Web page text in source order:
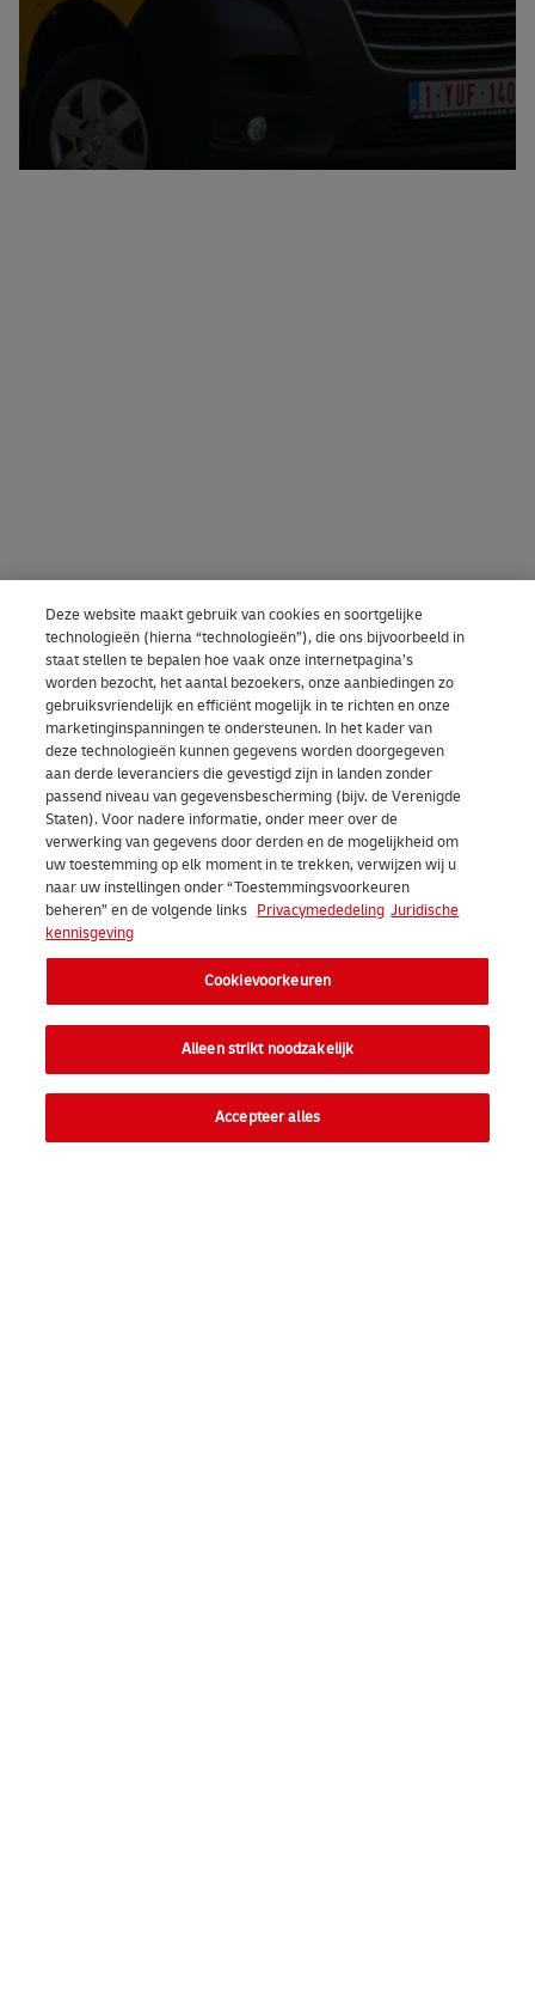
Contacteer mij
Deze website maakt gebruik van cookies en soortgelijke
technologieën (hierna “technologieën”), die ons bijvoorbeeld in
staat stellen te bepalen hoe vaak onze internetpagina’s
worden bezocht, het aantal bezoekers, onze aanbiedingen zo
gebruiksvriendelijk en efficiënt mogelijk in te richten en onze
marketinginspanningen te ondersteunen. In het kader van
deze technologieën kunnen gegevens worden doorgegeven
aan derde leveranciers die gevestigd zijn in landen zonder
passend niveau van gegevensbescherming (bijv. de Verenigde
Staten). Voor nadere informatie, onder meer over de
verwerking van gegevens door derden en de mogelijkheid om
uw toestemming op elk moment in te trekken, verwijzen wij u
naar uw instellingen onder “Toestemmingsvoorkeuren
beheren” en de volgende links Privacymededeling Juridische
kennisgeving
Cookievoorkeuren
Alleen strikt noodzakelijk
Accepteer alles